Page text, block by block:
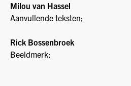
Milou van Hassel
Aanvullende teksten;
Rick Bossenbroek
Beeldmerk;